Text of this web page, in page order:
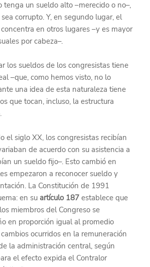
tenga un sueldo alto –merecido o no–,
corrupto. Y, en segundo lugar, el
en otros lugares –y es mayor
por cabeza–.
los sueldos de los congresistas tiene
–que, como hemos visto, no lo
una idea de esta naturaleza tiene
que tocan, incluso, la estructura
el siglo XX, los congresistas recibían
de acuerdo con su asistencia a
un sueldo fijo–. Esto cambió en
empezaron a reconocer sueldo y
La Constitución de 1991
en su artículo 187 establece que
miembros del Congreso se
en proporción igual al promedio
ocurridos en la remuneración
la administración central, según
el efecto expida el Contralor